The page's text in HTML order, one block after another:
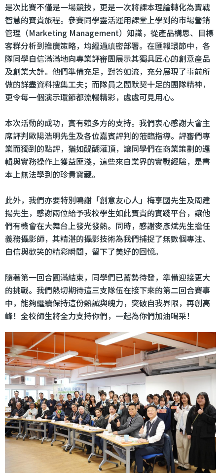
是次比賽不僅是一場競技，更是一次將課本理論轉化為實戰
智慧的寶貴旅程。參賽同學靈活運用課堂上學到的市場營銷
管理（Marketing Management）知識，從產品構思、目標
客群分析到推廣策略，均經過縝密部署。在匯報環節中，各
隊同學自信滿滿地向專業評審團展示其獨具匠心的創意產品
及創業大計。他們準備充足，對答如流，充分展現了事前所
做的詳盡資料搜集工夫；而隊員之間默契十足的團隊精神，
更令每一個演示環節都流暢精彩，處處可見用心。
本次活動的成功，實有賴多方的支持。我們衷心感謝大會主
席評判歐陽浩明先生及各位嘉賓評判的蒞臨指導。評審們專
業而獨到的點評，猶如醍醐灌頂，讓同學們在商業策劃的邏
輯與實務操作上獲益匪淺，這些來自業界的實戰經驗，是書
本上無法學到的珍貴寶藏。
此外，我們亦要特別鳴謝「創意友心人」梅享國先生及周建
揚先生，感謝兩位給予我校學生如此寶貴的實踐平台，讓他
們有機會在大舞台上發光發熱。同時，感謝麥彥斌先生擔任
義務攝影師，其精湛的攝影技術為我們捕捉了無數個專注、
自信與歡笑的精彩瞬間，留下了美好的回憶。
隨著第一回合圓滿結束，同學們已蓄勢待發，準備迎接更大
的挑戰。我們熱切期待這三支隊伍在接下來的第二回合賽事
中，能夠繼續保持這份熱誠與魄力，突破自我界限，再創高
峰！全校師生將全力支持你們，一起為你們加油喝采！